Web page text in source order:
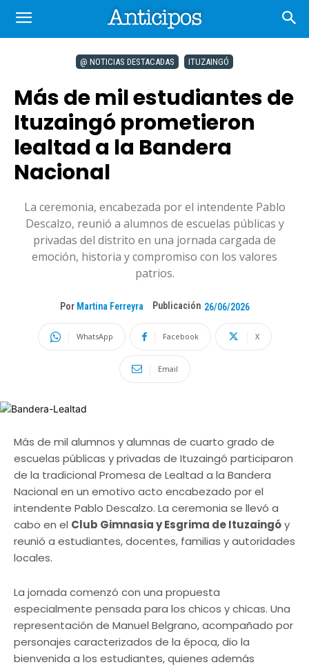
@ NOTICIAS DESTACADAS ITUZAINGÓ
Más de mil estudiantes de
Ituzaingó prometieron
lealtad a la Bandera
Nacional
La ceremonia, encabezada por el intendente Pablo
Descalzo, reunió a alumnos de escuelas públicas y
privadas del distrito en una jornada cargada de
emoción, historia y compromiso con los valores
patrios.
Por Martina Ferreyra Publicación 26/06/2026
WhatsApp Facebook X
Email
Más de mil alumnos y alumnas de cuarto grado de
escuelas públicas y privadas de Ituzaingó participaron
de la tradicional Promesa de Lealtad a la Bandera
Nacional en un emotivo acto encabezado por el
intendente Pablo Descalzo. La ceremonia se llevó a
cabo en el Club Gimnasia y Esgrima de Ituzaingóy
reunió a estudiantes, docentes, familias y autoridades
locales.
La jornada comenzó con una propuesta
especialmente pensada para los chicos y chicas. Una
representación de Manuel Belgrano, acompañado por
personajes caracterizados de la época, dio la
bienvenida a los estudiantes, quienes además